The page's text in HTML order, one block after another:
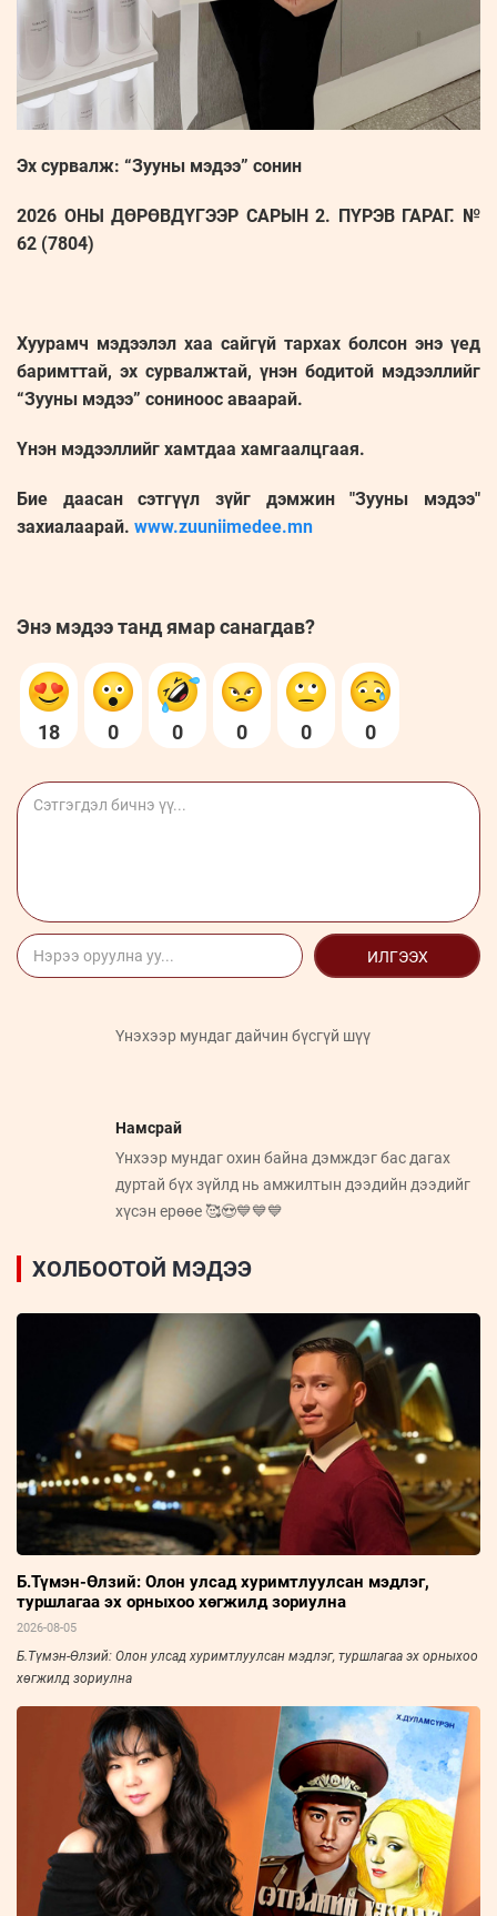
Эх сурвалж: “Зууны мэдээ” сонин
2026 ОНЫ ДӨРӨВДҮГЭЭР САРЫН 2. ПҮРЭВ ГАРАГ. №
62 (7804)
Хуурамч мэдээлэл хаа сайгүй тархах болсон энэ үед
баримттай, эх сурвалжтай, үнэн бодитой мэдээллийг
“Зууны мэдээ” сониноос аваарай.
Үнэн мэдээллийг хамтдаа хамгаалцгаая.
Бие даасан сэтгүүл зүйг дэмжин "Зууны мэдээ"
захиалаарай. www.zuuniimedee.mn
Энэ мэдээ танд ямар санагдав?
18 0 0 0 0 0
ИЛГЭЭХ
Үнэхээр мундаг дайчин бүсгүй шүү
Намсрай
Үнхээр мундаг охин байна дэмждэг бас дагах
дуртай бүх зүйлд нь амжилтын дээдийн дээдийг
хүсэн ерөөе 🥰😍💙💙💙
ХОЛБООТОЙ МЭДЭЭ
Б.Түмэн-Өлзий: Олон улсад хуримтлуулсан мэдлэг,
туршлагаа эх орныхоо хөгжилд зориулна
2026-08-05
Б.Түмэн-Өлзий: Олон улсад хуримтлуулсан мэдлэг, туршлагаа эх орныхоо
хөгжилд зориулна